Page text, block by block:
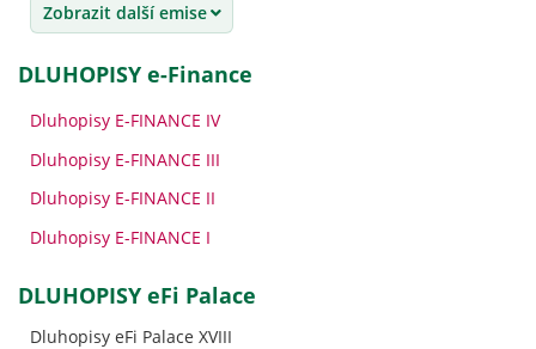
Zobrazit další emise
DLUHOPISY e-Finance
Dluhopisy E-FINANCE IV
Dluhopisy E-FINANCE III
Dluhopisy E-FINANCE II
Dluhopisy E-FINANCE I
DLUHOPISY eFi Palace
Dluhopisy eFi Palace XVIII